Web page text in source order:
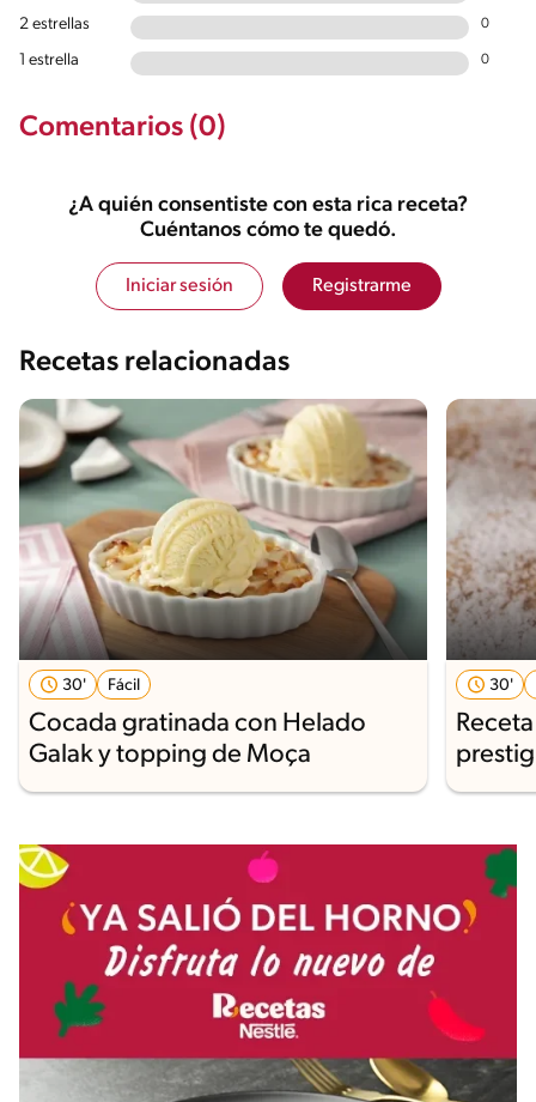
2 estrellas 0
1 estrella 0
Comentarios (0)
¿A quién consentiste con esta rica receta?
Cuéntanos cómo te quedó.
Iniciar sesión Registrarme
Recetas relacionadas
30' Fácil
Cocada gratinada con Helado
Galak y topping de Moça
30'